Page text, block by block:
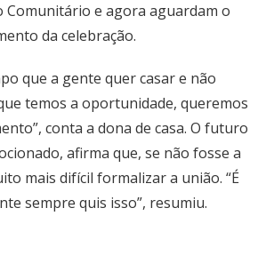
Comunitário e agora aguardam o
da celebração.
que a gente quer casar e não
temos a oportunidade, queremos
conta a dona de casa. O futuro
afirma que, se não fosse a
mais difícil formalizar a união. “É
sempre quis isso”, resumiu.